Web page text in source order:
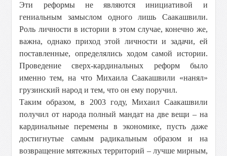
Эти реформы не являются инициативой и
гениальным замыслом одного лишь Саакашвили.
Роль личности в истории в этом случае, конечно же,
важна, однако приход этой личности и задачи, ей
поставленные, определялись ходом самой истории.
Проведение сверх-кардинальных реформ было
именно тем, на что Михаила Саакашвили «нанял»
грузинский народ и тем, что он ему поручил.
Таким образом, в 2003 году, Михаил Саакашвили
получил от народа полный мандат на две вещи – на
кардинальные перемены в экономике, пусть даже
достигнутые самым радикальным образом и на
возвращение мятежных территорий – лучше мирным,